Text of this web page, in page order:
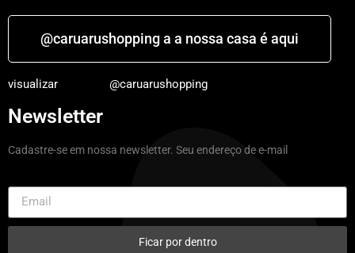
@caruarushopping a a nossa casa é aqui
visualizar @caruarushopping
Newsletter
Cadastre-se em nossa newsletter. Seu endereço de e-mail
Ficar por dentro